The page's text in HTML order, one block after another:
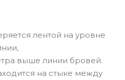
лентой на уровне
выше линии бровей.
на стыке между